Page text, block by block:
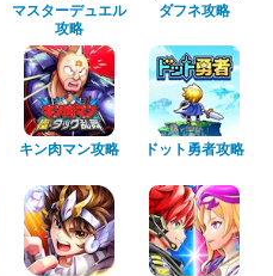
マスターデュエル
攻略
ダフネ攻略
キン肉マン攻略 ドット勇者攻略